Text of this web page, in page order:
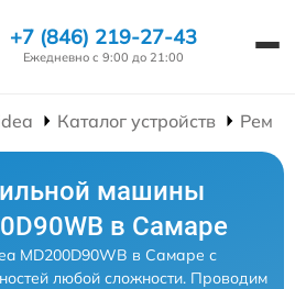
+7 (846) 219-27-43
Ежедневно с 9:00 до 21:00
Каталог устройств
машины
в Самаре
MD200D90WB в Самаре с
любой сложности. Проводим